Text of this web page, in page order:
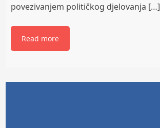
povezivanjem političkog djelovanja […]
Read more